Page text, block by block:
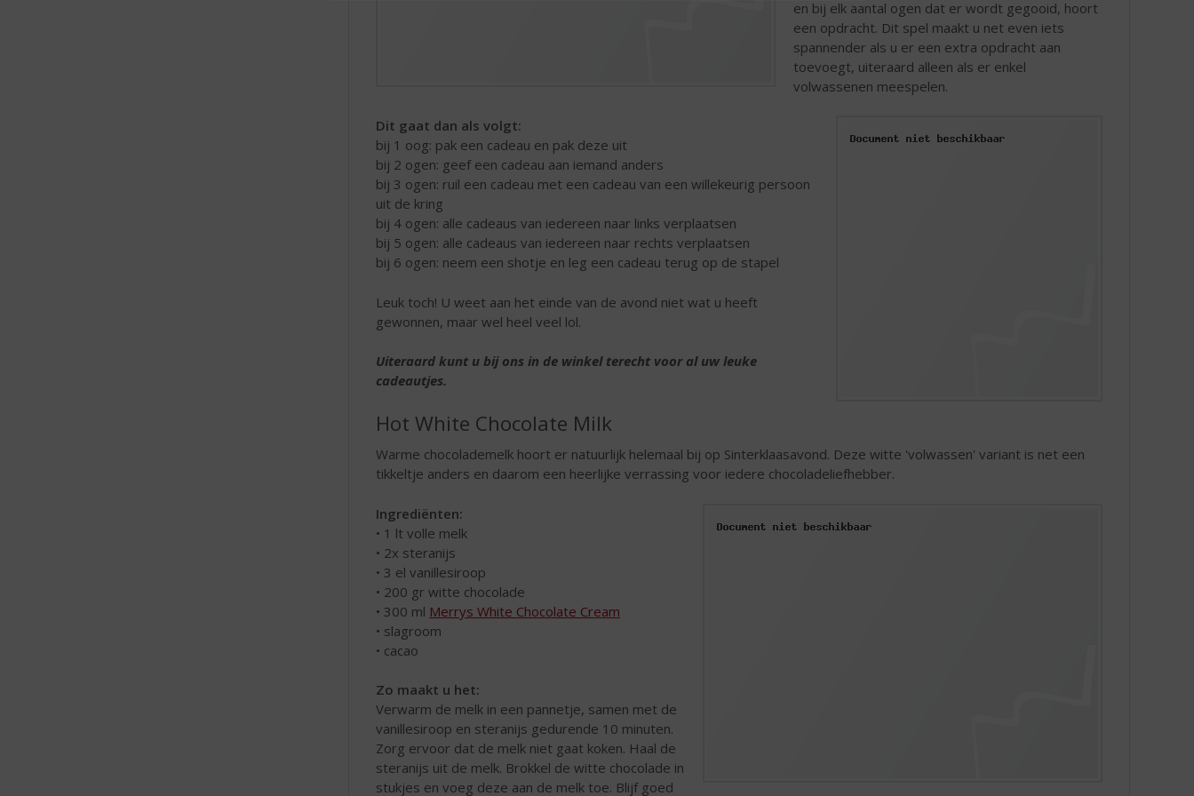
en bij elk aantal ogen dat er wordt gegooid, hoort
een opdracht. Dit spel maakt u net even iets
spannender als u er een extra opdracht aan
toevoegt, uiteraard alleen als er enkel
volwassenen meespelen.
Dit gaat dan als volgt:
bij 1 oog: pak een cadeau en pak deze uit
bij 2 ogen: geef een cadeau aan iemand anders
bij 3 ogen: ruil een cadeau met een cadeau van een willekeurig persoon
uit de kring
bij 4 ogen: alle cadeaus van iedereen naar links verplaatsen
bij 5 ogen: alle cadeaus van iedereen naar rechts verplaatsen
bij 6 ogen: neem een shotje en leg een cadeau terug op de stapel
Leuk toch! U weet aan het einde van de avond niet wat u heeft
gewonnen, maar wel heel veel lol.
Uiteraard kunt u bij ons in de winkel terecht voor al uw leuke
cadeautjes.
Hot White Chocolate Milk
Warme chocolademelk hoort er natuurlijk helemaal bij op Sinterklaasavond. Deze witte 'volwassen' variant is net een
tikkeltje anders en daarom een heerlijke verrassing voor iedere chocoladeliefhebber.
Ingrediënten:
• 1 lt volle melk
• 2x steranijs
• 3 el vanillesiroop
• 200 gr witte chocolade
• 300 ml Merrys White Chocolate Cream
• slagroom
• cacao
Zo maakt u het:
Verwarm de melk in een pannetje, samen met de
vanillesiroop en steranijs gedurende 10 minuten.
Zorg ervoor dat de melk niet gaat koken. Haal de
steranijs uit de melk. Brokkel de witte chocolade in
stukjes en voeg deze aan de melk toe. Blijf goed